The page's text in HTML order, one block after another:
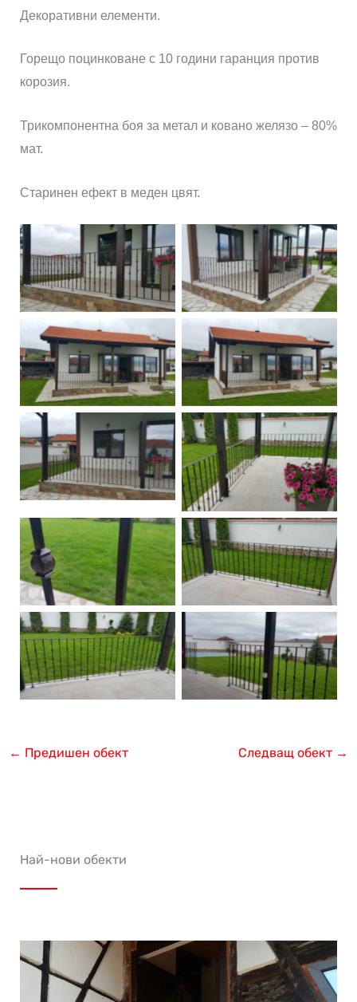
Декоративни елементи.
Горещо поцинковане с 10 години гаранция против
корозия.
Трикомпонентна боя за метал и ковано желязо – 80%
мат.
Старинен ефект в меден цвят.
← Предишен обект Следващ обект →
Най-нови обекти